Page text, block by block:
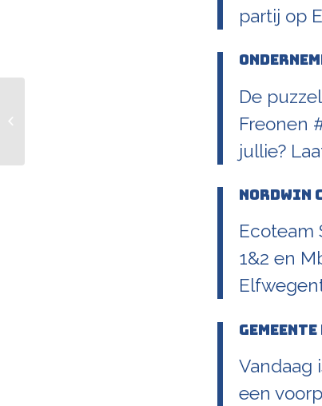
partij op
De
Freonen
jullie?
Nordwin
Ecoteam
1&2 en
Vandaag
een